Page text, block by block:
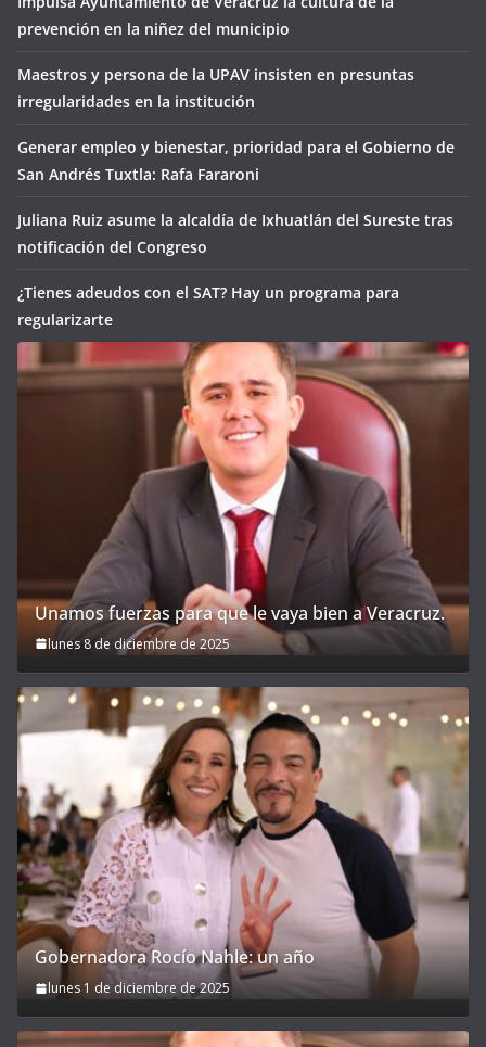
prevención en la niñez del municipio
Maestros y persona de la UPAV insisten en presuntas
irregularidades en la institución
Generar empleo y bienestar, prioridad para el Gobierno de
San Andrés Tuxtla: Rafa Fararoni
Juliana Ruiz asume la alcaldía de Ixhuatlán del Sureste tras
notificación del Congreso
¿Tienes adeudos con el SAT? Hay un programa para
regularizarte
Unamos fuerzas para que le vaya bien a Veracruz.
lunes 8 de diciembre de 2025
Gobernadora Rocío Nahle: un año
lunes 1 de diciembre de 2025